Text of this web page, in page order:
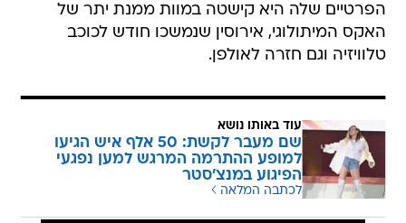
הפרטיים שלה היא קישטה במוות ממנת יתר של
האקס המיתולוגי, אירוסין שנמשכו חודש לכוכב
טלוויזיה וגם חזרה לאולפן.
עוד באותו נושא
שם מעבר לקשת: 50 אלף איש הגיעו
למופע ההתרמה המרגש למען נפגעי
הפיגוע במנצ'סטר
לכתבה המלאה